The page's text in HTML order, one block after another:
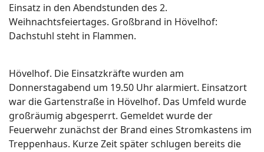
Einsatz in den Abendstunden des 2.
Weihnachtsfeiertages. Großbrand in Hövelhof:
Dachstuhl steht in Flammen.
Hövelhof. Die Einsatzkräfte wurden am
Donnerstagabend um 19.50 Uhr alarmiert. Einsatzort
war die Gartenstraße in Hövelhof. Das Umfeld wurde
großräumig abgesperrt. Gemeldet wurde der
Feuerwehr zunächst der Brand eines Stromkastens im
Treppenhaus. Kurze Zeit später schlugen bereits die